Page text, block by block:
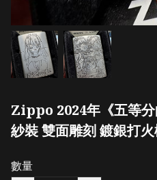
Zippo 2024年《五等
紗裝 雙面雕刻 鍍銀打
數量